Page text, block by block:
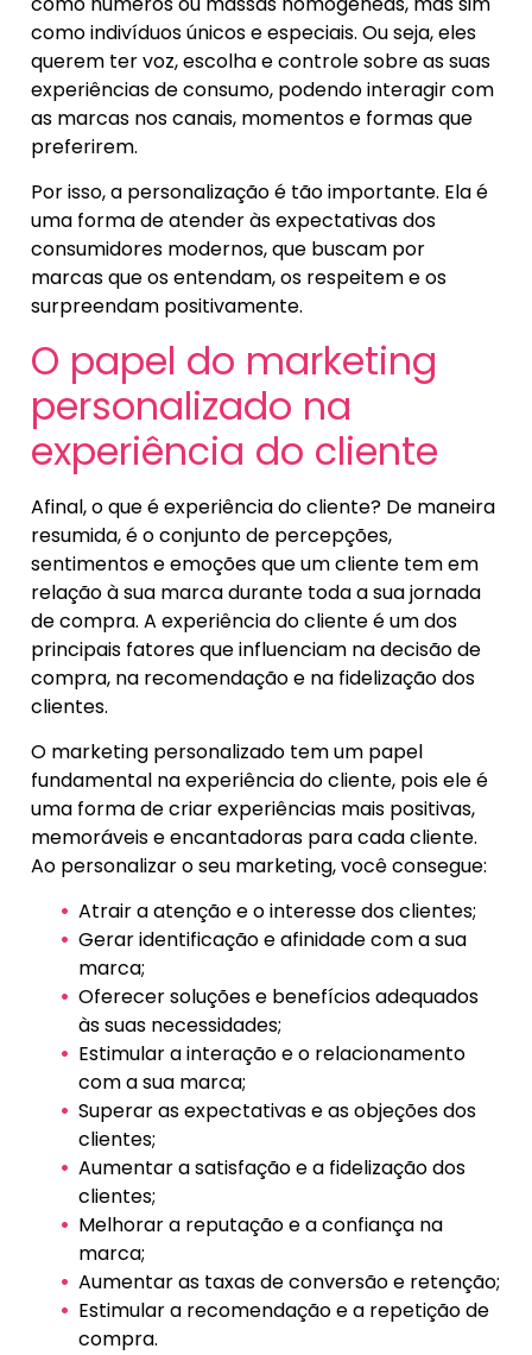
como indivíduos únicos e especiais. Ou seja, eles
querem ter voz, escolha e controle sobre as suas
experiências de consumo, podendo interagir com
as marcas nos canais, momentos e formas que
preferirem.
Por isso, a personalização é tão importante. Ela é
uma forma de atender às expectativas dos
consumidores modernos, que buscam por
marcas que os entendam, os respeitem e os
surpreendam positivamente.
O papel do marketing
personalizado na
experiência do cliente
Afinal, o que é experiência do cliente? De maneira
resumida, é o conjunto de percepções,
sentimentos e emoções que um cliente tem em
relação à sua marca durante toda a sua jornada
de compra. A experiência do cliente é um dos
principais fatores que influenciam na decisão de
compra, na recomendação e na fidelização dos
clientes.
O marketing personalizado tem um papel
fundamental na experiência do cliente, pois ele é
uma forma de criar experiências mais positivas,
memoráveis e encantadoras para cada cliente.
Ao personalizar o seu marketing, você consegue:
Atrair a atenção e o interesse dos clientes;
Gerar identificação e afinidade com a sua
marca;
Oferecer soluções e benefícios adequados
às suas necessidades;
Estimular a interação e o relacionamento
com a sua marca;
Superar as expectativas e as objeções dos
clientes;
Aumentar a satisfação e a fidelização dos
clientes;
Melhorar a reputação e a confiança na
marca;
Aumentar as taxas de conversão e retenção;
Estimular a recomendação e a repetição de
compra.